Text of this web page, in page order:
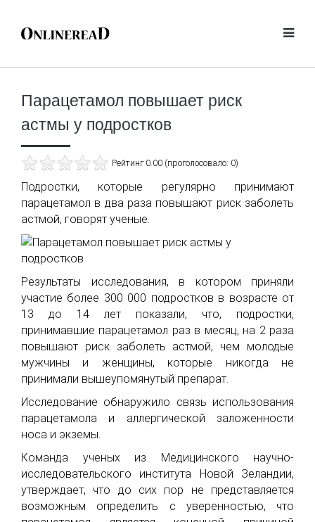
Парацетамол повышает риск
астмы у подростков
Рейтинг 0.00 (проголосовало: 0)
Подростки, которые регулярно принимают
парацетамол в два раза повышают риск заболеть
астмой, говорят ученые.
Результаты исследования, в котором приняли
участие более 300 000 подростков в возрасте от
13 до 14 лет показали, что, подростки,
принимавшие парацетамол раз в месяц, на 2 раза
повышают риск заболеть астмой, чем молодые
мужчины и женщины, которые никогда не
принимали вышеупомянутый препарат.
Исследование обнаружило связь использования
парацетамола и аллергической заложенности
носа и экземы.
Команда ученых из Медицинского научно-
исследовательского института Новой Зеландии,
утверждает, что до сих пор не представляется
возможным определить с уверенностью, что